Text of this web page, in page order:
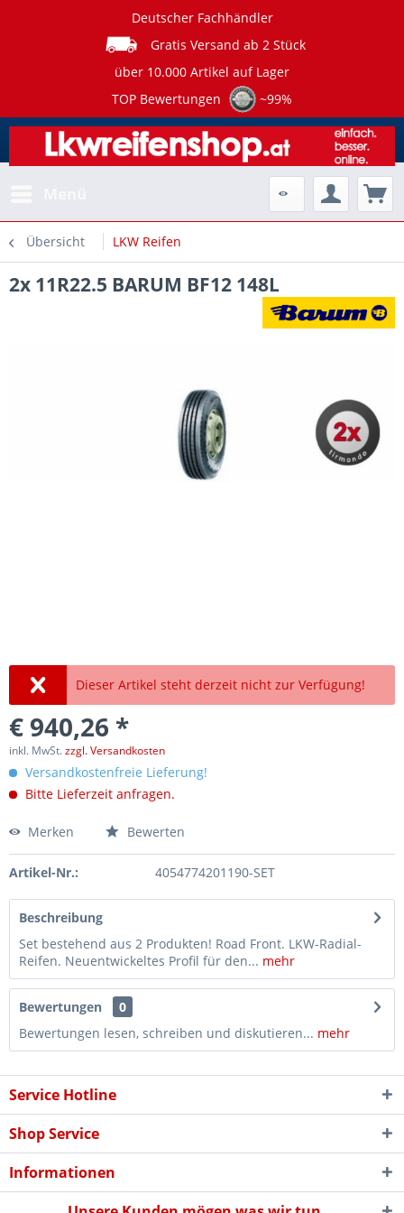
Deutscher Fachhändler
Gratis Versand ab 2 Stück
über 10.000 Artikel auf Lager
TOP Bewertungen
~99%
Übersicht LKW Reifen
2x 11R22.5 BARUM BF12 148L
Dieser Artikel steht derzeit nicht zur Verfügung!
€ 940,26 *
inkl. MwSt.zzgl. Versandkosten
Versandkostenfreie Lieferung!
Bitte Lieferzeit anfragen.
Merken Bewerten
Artikel-Nr.: 4054774201190-SET
Beschreibung
Set bestehend aus 2 Produkten! Road Front. LKW-Radial-
Reifen. Neuentwickeltes Profil für den... mehr
Bewertungen
0
Bewertungen lesen, schreiben und diskutieren... mehr
Service Hotline
Shop Service
Informationen